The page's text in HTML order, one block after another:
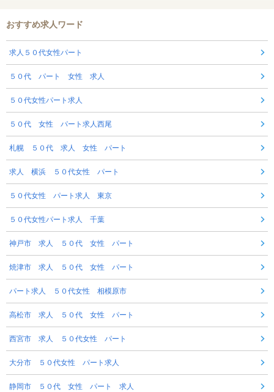
おすすめ求人ワード
求人５０代女性パート
５０代 パート 女性 求人
５０代女性パート求人
５０代 女性 パート求人西尾
札幌 ５０代 求人 女性 パート
求人 横浜 ５０代女性 パート
５０代女性 パート求人 東京
５０代女性パート求人 千葉
神戸市 求人 ５０代 女性 パート
焼津市 求人 ５０代 女性 パート
パート求人 ５０代女性 相模原市
高松市 求人 ５０代 女性 パート
西宮市 求人 ５０代女性 パート
大分市 ５０代女性 パート求人
静岡市 ５０代 女性 パート 求人